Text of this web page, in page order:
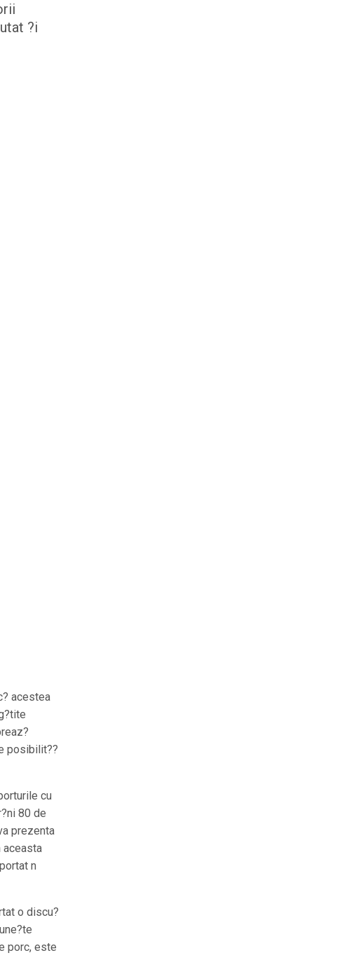
?i
acestea
posibilit??
cu
80 de
prezenta
aceasta
n
o discu?
porc, este